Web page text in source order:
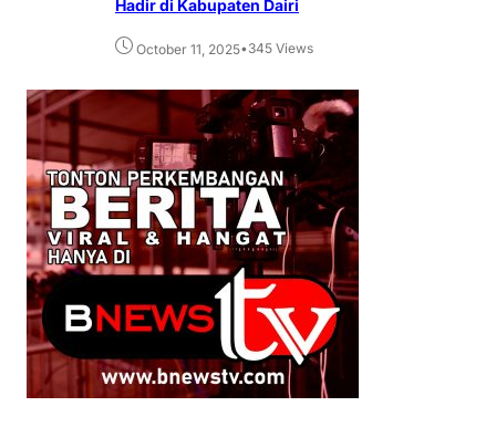
Hadir di Kabupaten Dairi
October 11, 2025•345 Views